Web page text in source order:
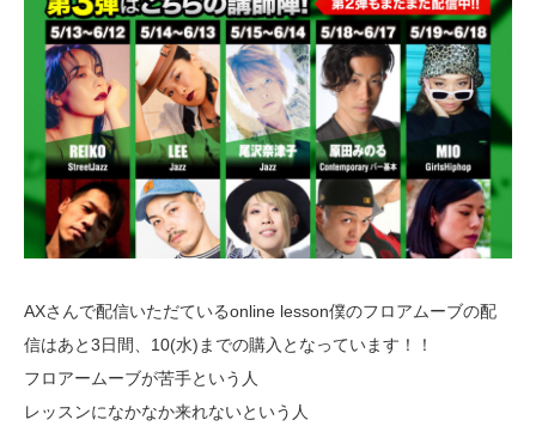
AXさんで配信いただているonline lesson僕のフロアムーブの配
信はあと3日間、10(水)までの購入となっています！！
‪フロアームーブが苦手という人
レッスンになかなか来れないという人